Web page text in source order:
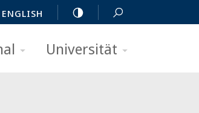
ENGLISH
Universität